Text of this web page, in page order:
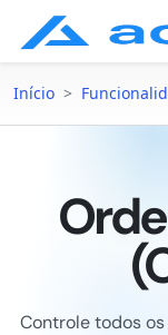
Início >
Controle todos